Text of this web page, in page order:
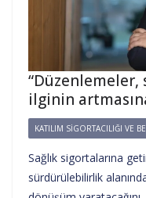
“Düzenlemeler,
ilginin
KATILIM SIGORTACILIĞI VE
Sağlık sigortalarına
sürdürülebilirlik